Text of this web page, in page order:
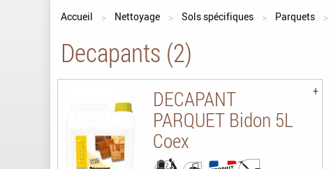
Vous êtes ici
Accueil Nettoyage Sols spécifiques Parquets
Decapants (2)
DECAPANT
PARQUET Bidon 5L
Coex